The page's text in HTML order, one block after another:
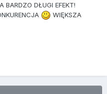
BARDZO DŁUGI EFEKT!
WIĘKSZA